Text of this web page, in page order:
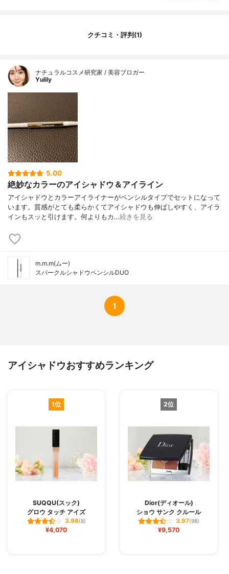
クチコミ・評判(1)
ナチュラルコスメ研究家 / 美容ブロガー
Yulily
5.00
絶妙なカラーのアイシャドウ＆アイライン
アイシャドウとカラーアイライナーがペンシルタイプでセットになって
います。質感がとても柔らかくてアイシャドウも伸ばしやすく、アイラ
インもスッと引けます。何よりもカ…続きを見る
m.m.m(ムー)
スパークルシャドウペンシルDUO
1
アイシャドウおすすめランキング
1位
SUQQU(スック)
グロウ タッチ アイズ
3.98(8)
¥4,070
2位
Dior(ディオール)
ショウ サンク クルール
3.97(98)
¥9,570